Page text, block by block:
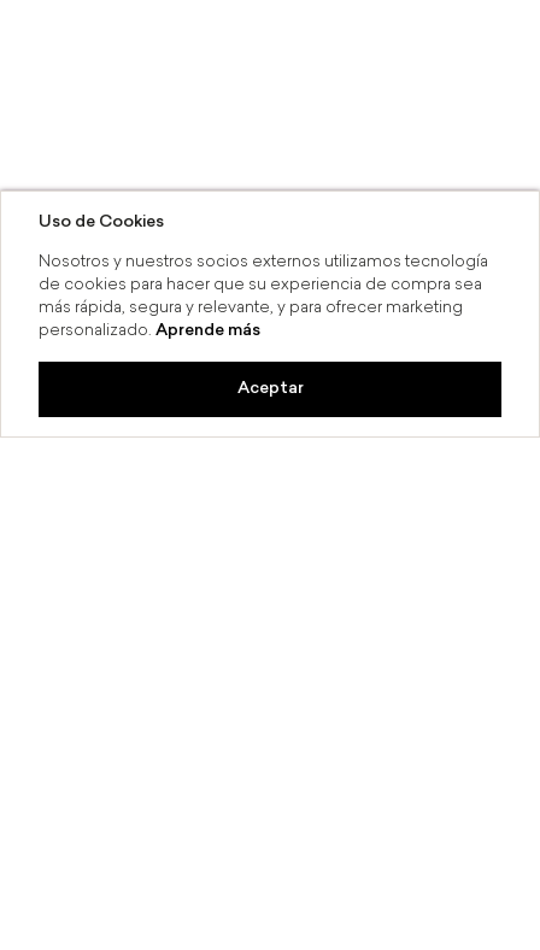
Uso de Cookies
Nosotros y nuestros socios externos utilizamos tecnología
de cookies para hacer que su experiencia de compra sea
más rápida, segura y relevante, y para ofrecer marketing
personalizado. Aprende más
Aceptar
6 MSI Compra en línea y recoge en